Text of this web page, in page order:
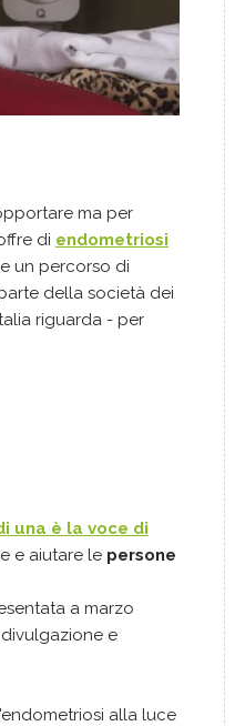
ma per
di endometriosi
un percorso di
della società dei
riguarda - per
una è la voce di
e aiutare le persone
a marzo
e
alla luce